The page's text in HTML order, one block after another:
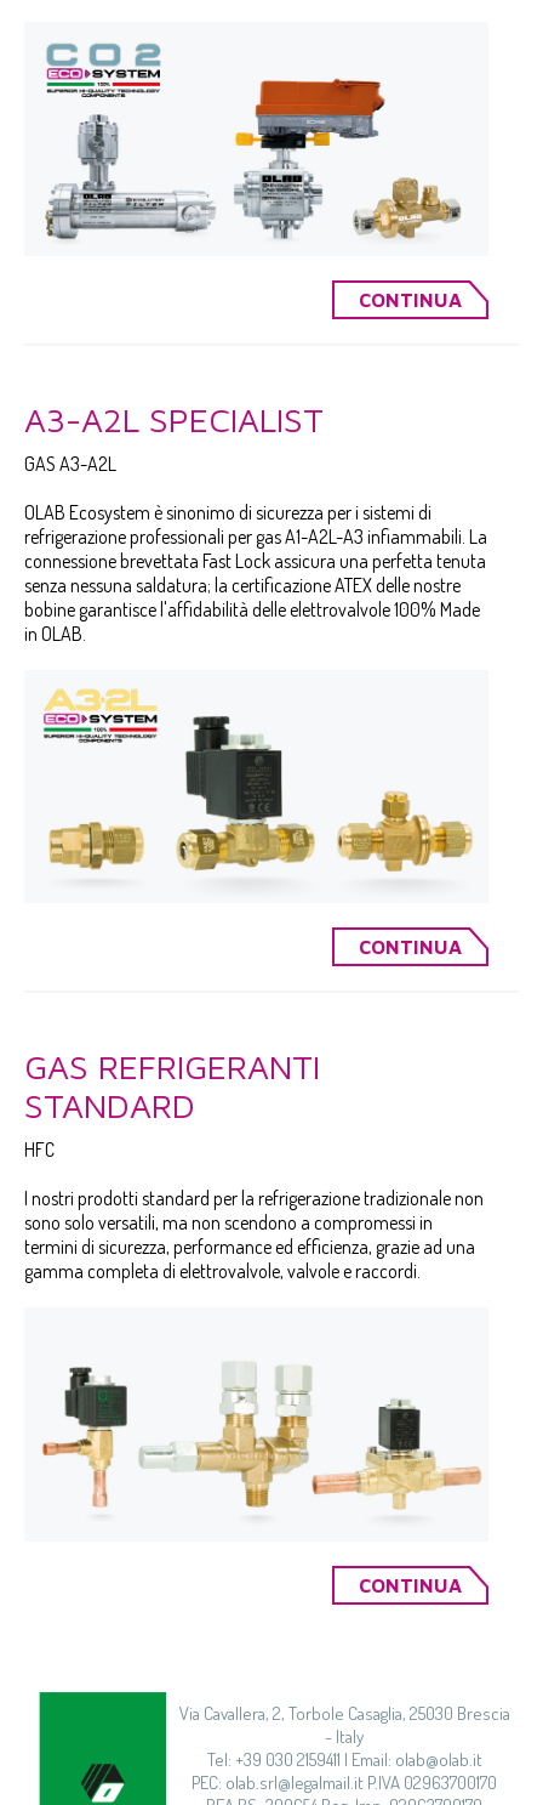
CONTINUA
A3-A2L SPECIALIST
GAS A3-A2L
OLAB Ecosystem è sinonimo di sicurezza per i sistemi di
refrigerazione professionali per gas A1-A2L-A3 infiammabili. La
connessione brevettata Fast Lock assicura una perfetta tenuta
senza nessuna saldatura; la certificazione ATEX delle nostre
bobine garantisce l'affidabilità delle elettrovalvole 100% Made
in OLAB.
CONTINUA
GAS REFRIGERANTI
STANDARD
HFC
I nostri prodotti standard per la refrigerazione tradizionale non
sono solo versatili, ma non scendono a compromessi in
termini di sicurezza, performance ed efficienza, grazie ad una
gamma completa di elettrovalvole, valvole e raccordi.
CONTINUA
Via Cavallera, 2, Torbole Casaglia, 25030 Brescia
- Italy
Tel: +39 030 2159411 | Email: olab@olab.it
PEC: olab.srl@legalmail.it P.IVA 02963700170